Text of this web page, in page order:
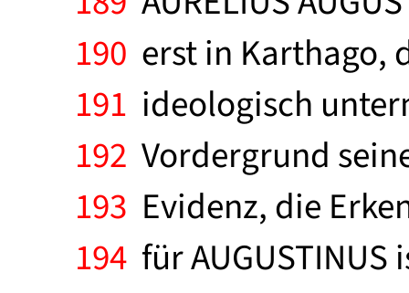
190 erst in Karthago,
191 ideologisch
192 Vordergrund
193 Evidenz, die
194 für